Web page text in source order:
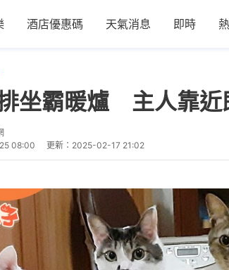
酒店優惠碼 天氣消息 即時
坐霸暖爐 主人靠近
08:00 更新： 2025-02-17 21:02